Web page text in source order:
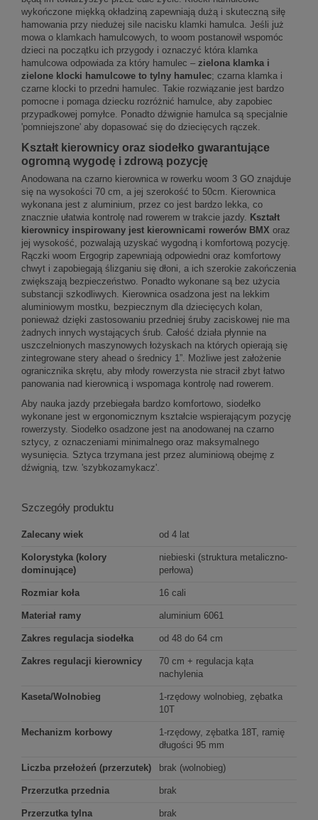
wykończone miękką okładziną zapewniają dużą i skuteczną siłę
hamowania przy niedużej sile nacisku klamki hamulca. Jeśli już
mowa o klamkach hamulcowych, to woom postanowił wspomóc
dzieci na początku ich przygody i oznaczyć która klamka
hamulcowa odpowiada za który hamulec – zielona klamka i
zielone klocki hamulcowe to tylny hamulec; czarna klamka i
czarne klocki to przedni hamulec. Takie rozwiązanie jest bardzo
pomocne i pomaga dziecku rozróżnić hamulce, aby zapobiec
przypadkowej pomyłce. Ponadto dźwignie hamulca są specjalnie
'pomniejszone' aby dopasować się do dziecięcych rączek.
Kształt kierownicy oraz siodełko gwarantujące
ogromną wygodę i zdrową pozycję
Anodowana na czarno kierownica w rowerku woom 3 GO znajduje
się na wysokości 70 cm, a jej szerokość to 50cm. Kierownica
wykonana jest z aluminium, przez co jest bardzo lekka, co
znacznie ułatwia kontrolę nad rowerem w trakcie jazdy. Kształt
kierownicy inspirowany jest kierownicami rowerów BMX oraz
jej wysokość, pozwalają uzyskać wygodną i komfortową pozycję.
Rączki woom Ergogrip zapewniają odpowiedni oraz komfortowy
chwyt i zapobiegają ślizganiu się dłoni, a ich szerokie zakończenia
zwiększają bezpieczeństwo. Ponadto wykonane są bez użycia
substancji szkodliwych. Kierownica osadzona jest na lekkim
aluminiowym mostku, bezpiecznym dla dziecięcych kolan,
ponieważ dzięki zastosowaniu przedniej śruby zaciskowej nie ma
żadnych innych wystających śrub. Całość działa płynnie na
uszczelnionych maszynowych łożyskach na których opierają się
zintegrowane stery ahead o średnicy 1”. Możliwe jest założenie
ogranicznika skrętu, aby młody rowerzysta nie stracił zbyt łatwo
panowania nad kierownicą i wspomaga kontrolę nad rowerem.
Aby nauka jazdy przebiegała bardzo komfortowo, siodełko
wykonane jest w ergonomicznym kształcie wspierającym pozycję
rowerzysty. Siodełko osadzone jest na anodowanej na czarno
sztycy, z oznaczeniami minimalnego oraz maksymalnego
wysunięcia. Sztyca trzymana jest przez aluminiową obejmę z
dźwignią, tzw. 'szybkozamykacz'.
Szczegóły produktu
Zalecany wiek od 4 lat
Kolorystyka (kolory
dominujące)
niebieski (struktura metaliczno-
perłowa)
Rozmiar koła 16 cali
Materiał ramy aluminium 6061
Zakres regulacja siodełka od 48 do 64 cm
Zakres regulacji kierownicy
70 cm + regulacja kąta
nachylenia
Kaseta/Wolnobieg
1-rzędowy wolnobieg, zębatka
10T
Mechanizm korbowy
1-rzędowy, zębatka 18T, ramię
długości 95 mm
Liczba przełożeń (przerzutek) brak (wolnobieg)
Przerzutka przednia brak
Przerzutka tylna brak